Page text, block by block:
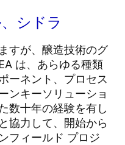
シドラ
すが、醸造技術のグ
は、あらゆる種類
ーネント、プロセス
ンキーソリューショ
数十年の経験を有し
協力して、開始から
フィールド プロジ